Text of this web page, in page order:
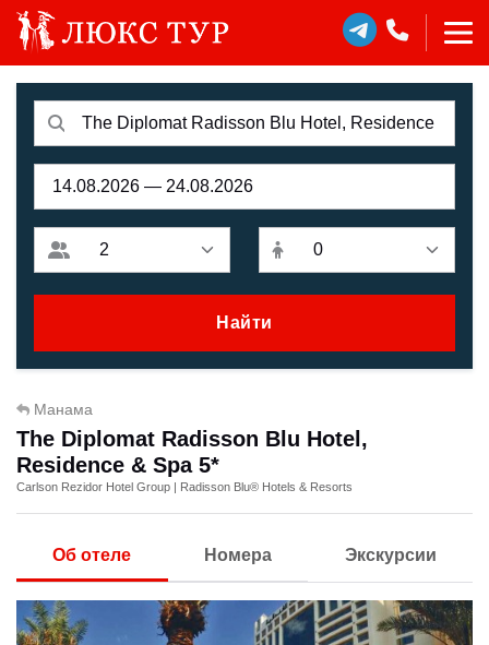
Найти
Манама
The Diplomat Radisson Blu Hotel,
Residence & Spa 5*
Carlson Rezidor Hotel Group | Radisson Blu® Hotels & Resorts
Об отеле Номера Экскурсии